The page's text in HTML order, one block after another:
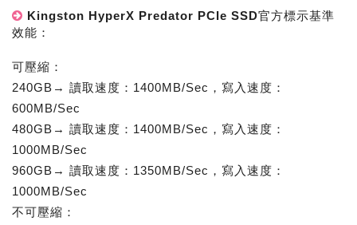
Kingston HyperX Predator PCIe SSD官方標示基準
效能：
可壓縮：
240GB→ 讀取速度：1400MB/Sec，寫入速度：
600MB/Sec
480GB→ 讀取速度：1400MB/Sec，寫入速度：
1000MB/Sec
960GB→ 讀取速度：1350MB/Sec，寫入速度：
1000MB/Sec
不可壓縮：